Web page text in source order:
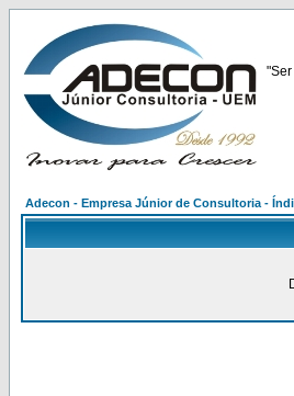
Adecon - Empresa Júnior de Consultoria -